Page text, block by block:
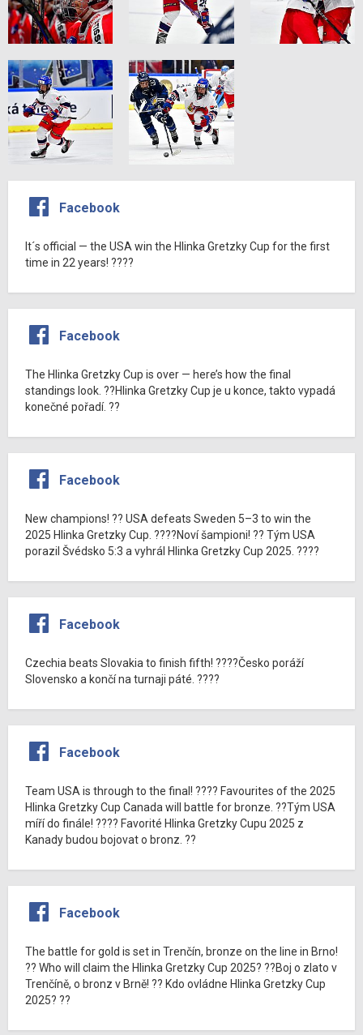
Facebook
It´s official — the USA win the Hlinka Gretzky Cup for the first
time in 22 years! ????
Facebook
The Hlinka Gretzky Cup is over — here’s how the final
standings look. ??Hlinka Gretzky Cup je u konce, takto vypadá
konečné pořadí. ??
Facebook
New champions! ?? USA defeats Sweden 5–3 to win the
2025 Hlinka Gretzky Cup. ????Noví šampioni! ?? Tým USA
porazil Švédsko 5:3 a vyhrál Hlinka Gretzky Cup 2025. ????
Facebook
Czechia beats Slovakia to finish fifth! ????Česko poráží
Slovensko a končí na turnaji páté. ????
Facebook
Team USA is through to the final! ???? Favourites of the 2025
Hlinka Gretzky Cup Canada will battle for bronze. ??Tým USA
míří do finále! ???? Favorité Hlinka Gretzky Cupu 2025 z
Kanady budou bojovat o bronz. ??
Facebook
The battle for gold is set in Trenčín, bronze on the line in Brno!
?? Who will claim the Hlinka Gretzky Cup 2025? ??Boj o zlato v
Trenčíně, o bronz v Brně! ?? Kdo ovládne Hlinka Gretzky Cup
2025? ??